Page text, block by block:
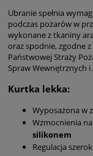
Ubranie spełnia
podczas pożarów w
wykonane z tkaniny
oraz spodnie, zgodne
Państwowej Straży
Spraw Wewnętrznych
Kurtka lekka:
Wyposażona w
Wzmocnienia
silikonem
Regulacja